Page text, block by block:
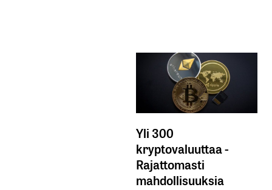
Yli 300
kryptovaluuttaa -
Rajattomasti
mahdollisuuksia